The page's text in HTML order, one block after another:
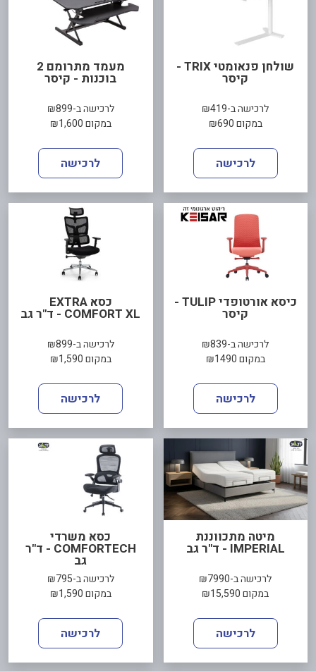
שולחן פנאומטי TRIX -
קיסר
לרכישה ב-₪419
במקום ₪690
לרכישה
מעמד מתרומם 2
בוכנות - קיסר
לרכישה ב-₪899
במקום ₪1,600
לרכישה
כיסא אורטופדי TULIP -
קיסר
לרכישה ב-₪839
במקום ₪1490
לרכישה
כסא EXTRA
COMFORT XL - ד"ר גב
לרכישה ב-₪899
במקום ₪1,590
לרכישה
מיטה מתכווננת
IMPERIAL - ד"ר גב
לרכישה ב-₪7990
במקום ₪15,590
לרכישה
כסא משרדי
COMFORTECH - ד"ר
גב
לרכישה ב-₪795
במקום ₪1,590
לרכישה